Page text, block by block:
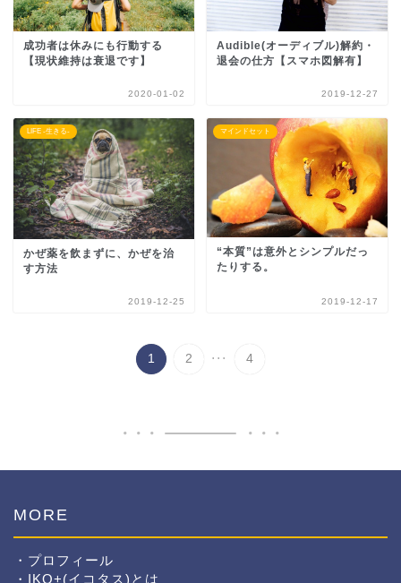
成功者は休みにも行動する
【現状維持は衰退です】
2020-01-02
Audible(オーディブル)解約・
退会の仕方【スマホ図解有】
2019-12-27
LIFE -生きる-
かぜ薬を飲まずに、かぜを治
す方法
2019-12-25
マインドセット
“本質”は意外とシンプルだっ
たりする。
2019-12-17
1 2 ... 4
MORE
・プロフィール
・IKO+(イコタス)とは